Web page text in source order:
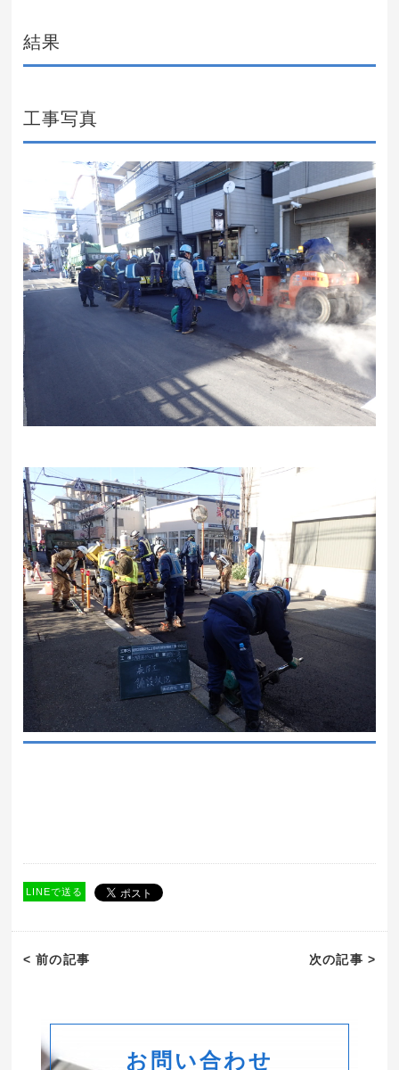
結果
工事写真
LINEで送る
< 前の記事 次の記事 >
お問い合わせ